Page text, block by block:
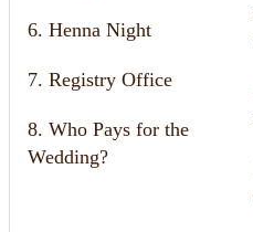
6. Henna Night
7. Registry Office
8. Who Pays for the
Wedding?